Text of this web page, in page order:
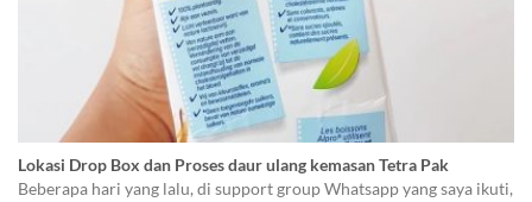
Lokasi Drop Box dan Proses daur ulang kemasan Tetra Pak
Beberapa hari yang lalu, di support group Whatsapp yang saya ikuti,